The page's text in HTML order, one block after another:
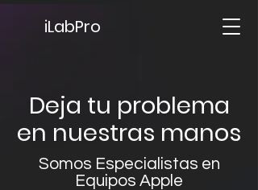
iLabPro
Deja tu problema
en nuestras manos
Somos Especialistas en
Equipos Apple